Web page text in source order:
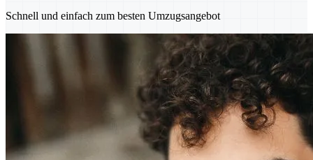
Schnell und einfach zum besten Umzugsangebot